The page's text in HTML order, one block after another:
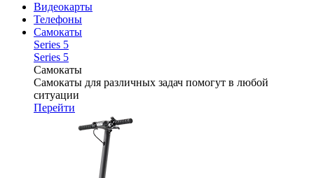
Видеокарты
Телефоны
Самокаты
Series 5
Series 5
Самокаты
Самокаты для различных задач помогут в любой
ситуации
Перейти